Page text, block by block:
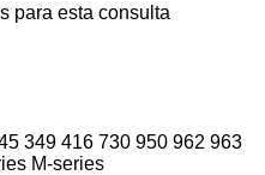
para esta consulta
349 416 730 950 962 963
M-series